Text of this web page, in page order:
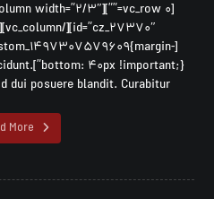
tincidunt.
posuere blandit. Curabitur ...
More